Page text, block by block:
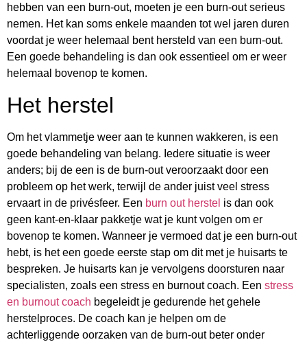
hebben van een burn-out, moeten je een burn-out serieus
nemen. Het kan soms enkele maanden tot wel jaren duren
voordat je weer helemaal bent hersteld van een burn-out.
Een goede behandeling is dan ook essentieel om er weer
helemaal bovenop te komen.
Het herstel
Om het vlammetje weer aan te kunnen wakkeren, is een
goede behandeling van belang. Iedere situatie is weer
anders; bij de een is de burn-out veroorzaakt door een
probleem op het werk, terwijl de ander juist veel stress
ervaart in de privésfeer. Een burn out herstel is dan ook
geen kant-en-klaar pakketje wat je kunt volgen om er
bovenop te komen. Wanneer je vermoed dat je een burn-out
hebt, is het een goede eerste stap om dit met je huisarts te
bespreken. Je huisarts kan je vervolgens doorsturen naar
specialisten, zoals een stress en burnout coach. Een stress
en burnout coach begeleidt je gedurende het gehele
herstelproces. De coach kan je helpen om de
achterliggende oorzaken van de burn-out beter onder